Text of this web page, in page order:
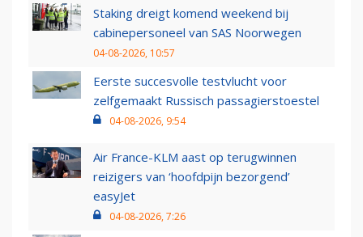
Staking dreigt komend weekend bij
cabinepersoneel van SAS Noorwegen
04-08-2026, 10:57
Eerste succesvolle testvlucht voor
zelfgemaakt Russisch passagierstoestel
04-08-2026, 9:54
Air France-KLM aast op terugwinnen
reizigers van ‘hoofdpijn bezorgend’
easyJet
04-08-2026, 7:26